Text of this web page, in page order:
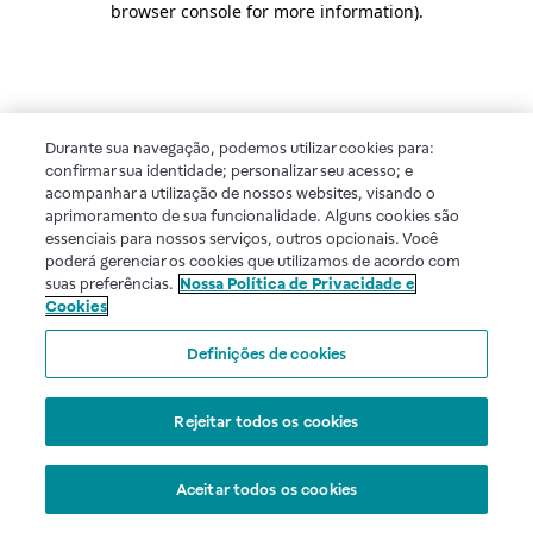
browser console for more information).
Durante sua navegação, podemos utilizar cookies para:
confirmar sua identidade; personalizar seu acesso; e
acompanhar a utilização de nossos websites, visando o
aprimoramento de sua funcionalidade. Alguns cookies são
essenciais para nossos serviços, outros opcionais. Você
poderá gerenciar os cookies que utilizamos de acordo com
suas preferências. Nossa Política de Privacidade e
Cookies
Definições de cookies
Rejeitar todos os cookies
Aceitar todos os cookies